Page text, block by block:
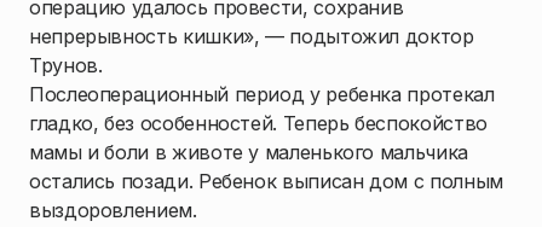
операцию удалось провести, сохранив
непрерывность кишки», — подытожил доктор
Трунов.
Послеоперационный период у ребенка протекал
гладко, без особенностей. Теперь беспокойство
мамы и боли в животе у маленького мальчика
остались позади. Ребенок выписан дом с полным
выздоровлением.